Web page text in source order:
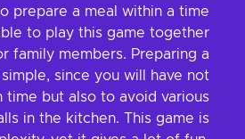
prepare a meal within a time
to play this game together
family members. Preparing a
since you will have not
time but also to avoid various
in the kitchen. This game is